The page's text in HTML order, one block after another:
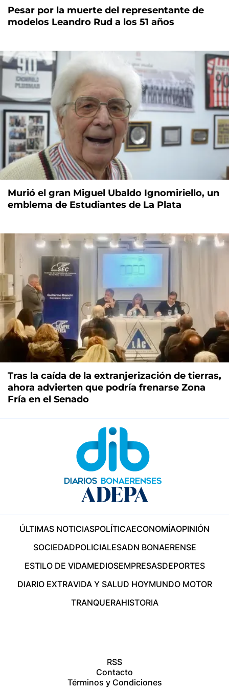
Pesar por la muerte del representante de
modelos Leandro Rud a los 51 años
Murió el gran Miguel Ubaldo Ignomiriello, un
emblema de Estudiantes de La Plata
Tras la caída de la extranjerización de tierras,
ahora advierten que podría frenarse Zona
Fría en el Senado
ÚLTIMAS NOTICIASPOLÍTICAECONOMÍAOPINIÓN
SOCIEDADPOLICIALESADN BONAERENSE
ESTILO DE VIDAMEDIOSEMPRESASDEPORTES
DIARIO EXTRAVIDA Y SALUD HOYMUNDO MOTOR
TRANQUERAHISTORIA
RSS
Contacto
Términos y Condiciones